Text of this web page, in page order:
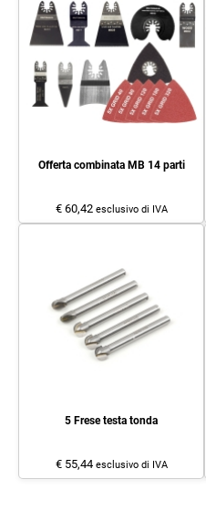
Offerta combinata MB 14 parti
€ 60,42 esclusivo di IVA
5 Frese testa tonda
€ 55,44 esclusivo di IVA